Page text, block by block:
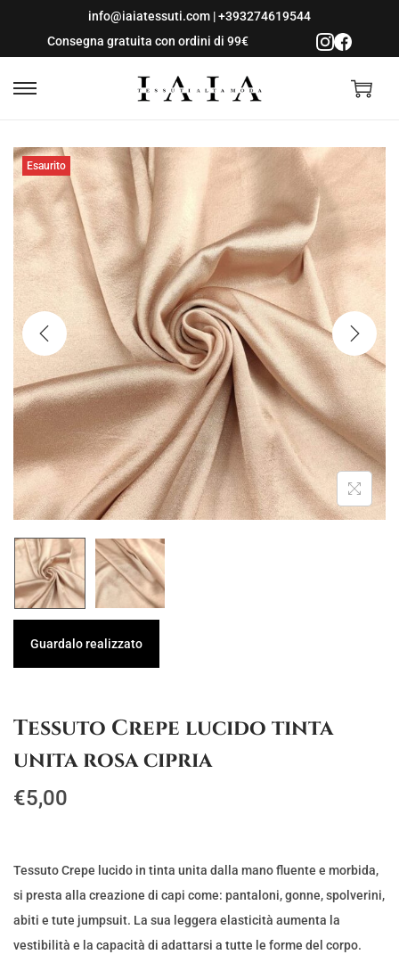
info@iaiatessuti.com |+393274619544
Consegna gratuita con ordini di 99€
l
a
a
l
l
a
n
a
v
i
g
a
z
i
o
l
a
a
l
c
o
n
t
e
n
u
t
o
Esaurito
Guardalo realizzato
Tessuto Crepe lucido tinta
unita rosa cipria
€5,00
Tessuto Crepe lucido in tinta unita dalla mano fluente e morbida,
si presta alla creazione di capi come: pantaloni, gonne, spolverini,
abiti e tute jumpsuit. La sua leggera elasticità aumenta la
vestibilità e la capacità di adattarsi a tutte le forme del corpo.